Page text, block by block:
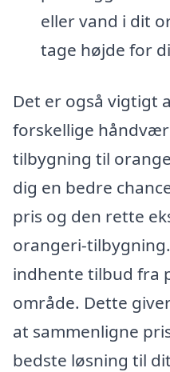
eller vand i dit
tage højde for
Det er også vigtigt
forskellige
tilbygning til
dig en bedre
pris og den rette
orangeri-
indhente tilbud fra
område. Dette
at sammenligne
bedste løsning til